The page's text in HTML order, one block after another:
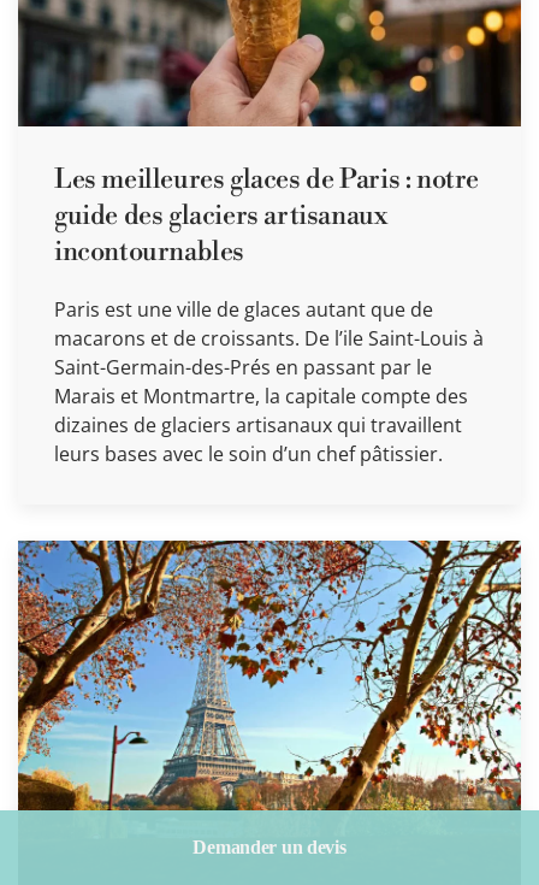
Les meilleures glaces de Paris : notre
guide des glaciers artisanaux
incontournables
Paris est une ville de glaces autant que de
macarons et de croissants. De l’ile Saint-Louis à
Saint-Germain-des-Prés en passant par le
Marais et Montmartre, la capitale compte des
dizaines de glaciers artisanaux qui travaillent
leurs bases avec le soin d’un chef pâtissier.
Demander un devis